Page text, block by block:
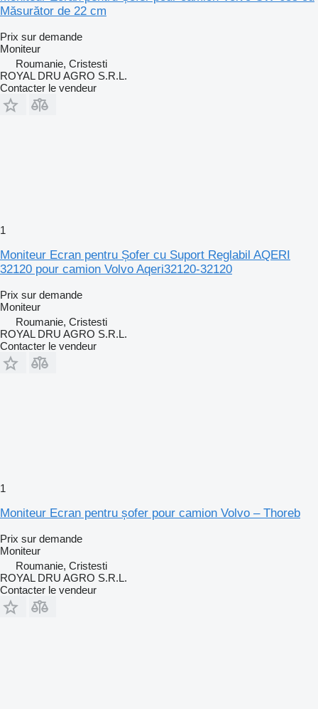
Măsurător de 22 cm
Prix sur demande
Moniteur
Roumanie, Cristesti
ROYAL DRU AGRO S.R.L.
Contacter le vendeur
1
Moniteur Ecran pentru Șofer cu Suport Reglabil AQERI
32120 pour camion Volvo Aqeri32120-32120
Prix sur demande
Moniteur
Roumanie, Cristesti
ROYAL DRU AGRO S.R.L.
Contacter le vendeur
1
Moniteur Ecran pentru șofer pour camion Volvo – Thoreb
Prix sur demande
Moniteur
Roumanie, Cristesti
ROYAL DRU AGRO S.R.L.
Contacter le vendeur